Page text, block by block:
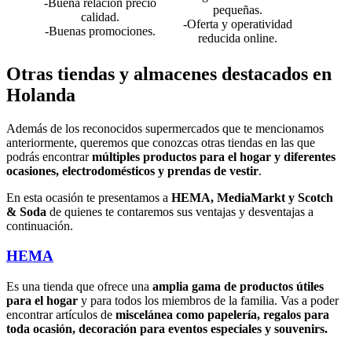
calidad.
-Buenas promociones.
pequeñas.
-Oferta y operatividad
reducida online.
Otras tiendas y almacenes destacados en
Holanda
Además de los reconocidos supermercados que te mencionamos
anteriormente, queremos que conozcas otras tiendas en las que
podrás encontrarmúltiples productos para el hogar y diferentes
ocasiones, electrodomésticos y prendas de vestir.
En esta ocasión te presentamos a HEMA, MediaMarkt y Scotch
& Soda de quienes te contaremos sus ventajas y desventajas a
continuación.
HEMA
Es una tienda que ofrece una amplia gama de productos útiles
para el hogar y para todos los miembros de la familia. Vas a poder
encontrar artículos de miscelánea como papelería, regalos para
toda ocasión, decoración para eventos especiales y souvenirs.